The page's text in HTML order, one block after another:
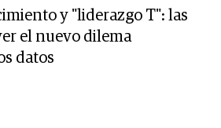
y "liderazgo T": las
el nuevo dilema
datos